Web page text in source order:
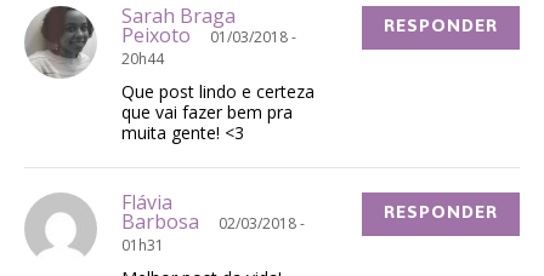
Sarah Braga
Peixoto
01/03/2018 -
20h44
Que post lindo e certeza
que vai fazer bem pra
muita gente! <3
RESPONDER
Flávia
Barbosa
02/03/2018 -
01h31
RESPONDER